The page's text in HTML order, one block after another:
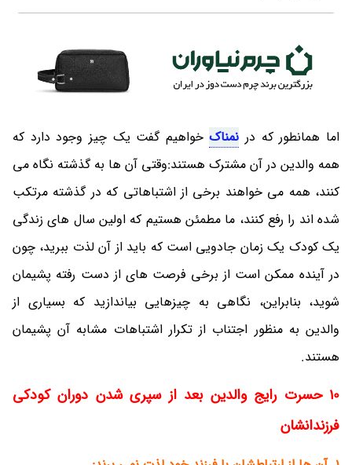
اما همانطور که در نمناکخواهیم گفت یک چیز وجود دارد که
همه والدین در آن مشترک هستند:وقتی آن ها به گذشته نگاه می
کنند، همه می خواهند برخی از اشتباهاتی که در گذشته مرتکب
شده اند را رفع کنند، ما مطمئن هستیم که اولین سال های زندگی
یک کودک یک زمان جادویی است که باید از آن لذت ببرید، چون
در آینده ممکن است از برخی فرصت های از دست رفته پشیمان
شوید، بنابراین، نگاهی به چیزهایی بیاندازید که بسیاری از
والدین به منظور اجتناب از تکرار اشتباهات مشابه آن پشیمان
هستند.
10 حسرت رایج والدین بعد از سپری شدن دوران کودکی
فرزندانشان